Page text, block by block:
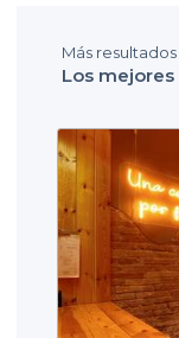
Más resultados
Los mejores